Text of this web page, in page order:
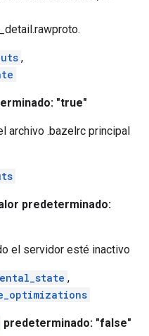
,
"true"
archivo .bazelrc principal
predeterminado:
el servidor esté inactivo
,
predeterminado: "false"